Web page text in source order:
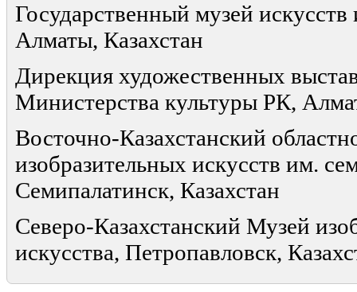
Государственный музей
Алматы, Казахстан
Дирекция художественных
Министерства культуры РК,
Восточно-Казахстанский
изобразительных искусств им.
Семипалатинск, Казахстан
Северо-Казахстанский Музей
искусства, Петропавловск,